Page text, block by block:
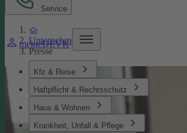
meineDEVK
Kfz & Reise
Haftpflicht & Rechtsschutz
Haus & Wohnen
Krankheit, Unfall & Pflege
Service
Unternehmen
Presse